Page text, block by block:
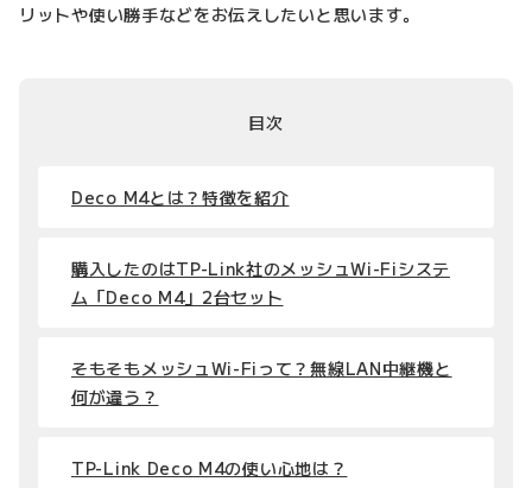
リットや使い勝手などをお伝えしたいと思います。
目次
Deco M4とは？特徴を紹介
購入したのはTP-Link社のメッシュWi-Fiシステ
ム「Deco M4」2台セット
そもそもメッシュWi-Fiって？無線LAN中継機と
何が違う？
TP-Link Deco M4の使い心地は？